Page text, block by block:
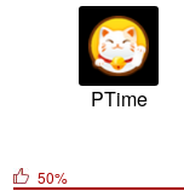
PTime
50%